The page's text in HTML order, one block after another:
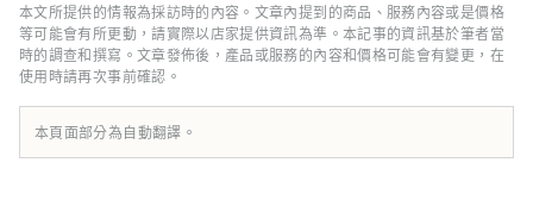
本文所提供的情報為採訪時的內容。文章內提到的商品、服務內容或是價格
等可能會有所更動，請實際以店家提供資訊為準。本記事的資訊基於筆者當
時的調查和撰寫。文章發佈後，產品或服務的內容和價格可能會有變更，在
使用時請再次事前確認。
本頁面部分為自動翻譯。